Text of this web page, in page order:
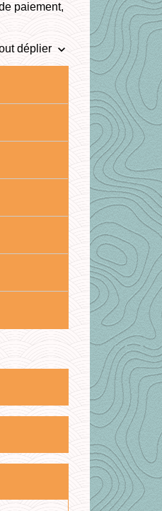
paiement,
déplier keyboard_arrow_down